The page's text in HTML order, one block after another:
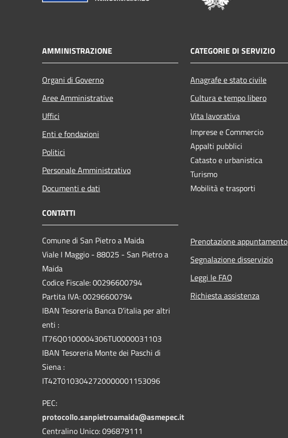
AMMINISTRAZIONE
Organi di Governo
Aree Amministrative
Uffici
Enti e fondazioni
Politici
Personale Amministrativo
Documenti e dati
CATEGORIE DI SERVIZIO
Anagrafe e stato civile
Cultura e tempo libero
Vita lavorativa
Imprese e Commercio
Appalti pubblici
Catasto e urbanistica
Turismo
Mobilità e trasporti
CONTATTI
Comune di San Pietro a Maida
Viale I Maggio - 88025 - San Pietro a
Maida
Codice Fiscale: 00296600794
Partita IVA: 00296600794
IBAN Tesoreria Banca D’italia per altri
enti :
IT76Q0100004306TU0000031103
IBAN Tesoreria Monte dei Paschi di
Siena :
IT42T0103042720000001153096
PEC:
protocollo.sanpietroamaida@asmepec.it
Centralino Unico: 096879111
Prenotazione appuntamento
Segnalazione disservizio
Leggi le FAQ
Richiesta assistenza